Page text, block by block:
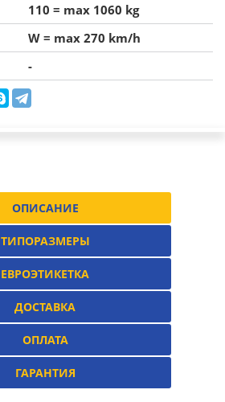
110 = max 1060 kg
W = max 270 km/h
-
ОПИСАНИЕ
ТИПОРАЗМЕРЫ
ЕВРОЭТИКЕТКА
ДОСТАВКА
ОПЛАТА
ГАРАНТИЯ